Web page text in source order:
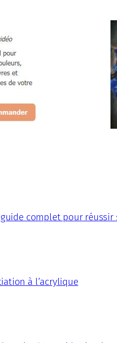
complet pour réussir
à l’acrylique